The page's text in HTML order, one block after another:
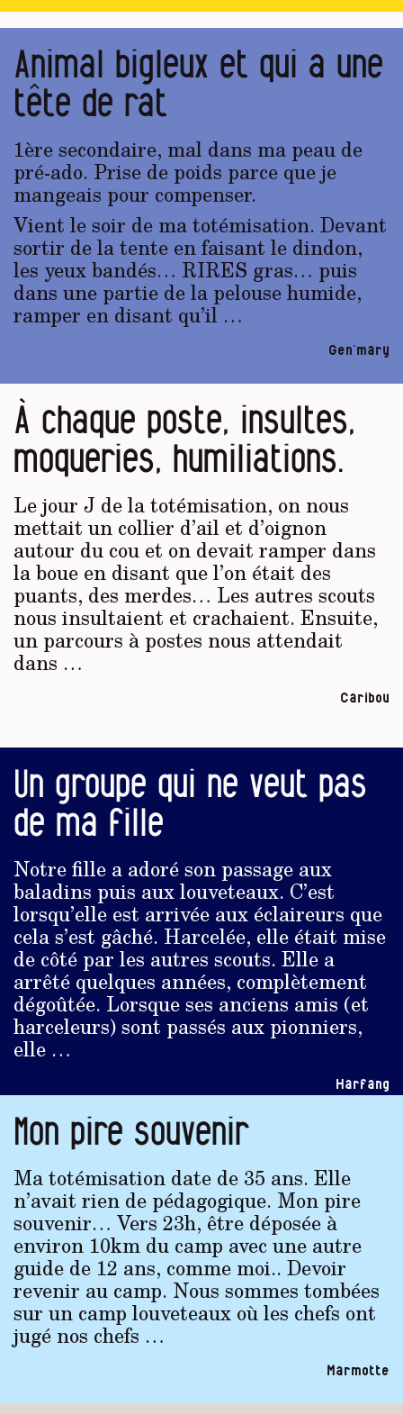
Animal bigleux et qui a une
tête de rat
1ère secondaire, mal dans ma peau de
pré-ado. Prise de poids parce que je
mangeais pour compenser.
Vient le soir de ma totémisation. Devant
sortir de la tente en faisant le dindon,
les yeux bandés… RIRES gras… puis
dans une partie de la pelouse humide,
ramper en disant qu’il …
Gen’mary
À chaque poste, insultes,
moqueries, humiliations.
Le jour J de la totémisation, on nous
mettait un collier d’ail et d’oignon
autour du cou et on devait ramper dans
la boue en disant que l’on était des
puants, des merdes… Les autres scouts
nous insultaient et crachaient. Ensuite,
un parcours à postes nous attendait
dans …
Caribou
Un groupe qui ne veut pas
de ma fille
Notre fille a adoré son passage aux
baladins puis aux louveteaux. C’est
lorsqu’elle est arrivée aux éclaireurs que
cela s’est gâché. Harcelée, elle était mise
de côté par les autres scouts. Elle a
arrêté quelques années, complètement
dégoûtée. Lorsque ses anciens amis (et
harceleurs) sont passés aux pionniers,
elle …
Harfang
Mon pire souvenir
Ma totémisation date de 35 ans. Elle
n’avait rien de pédagogique. Mon pire
souvenir… Vers 23h, être déposée à
environ 10km du camp avec une autre
guide de 12 ans, comme moi.. Devoir
revenir au camp. Nous sommes tombées
sur un camp louveteaux où les chefs ont
jugé nos chefs …
Marmotte